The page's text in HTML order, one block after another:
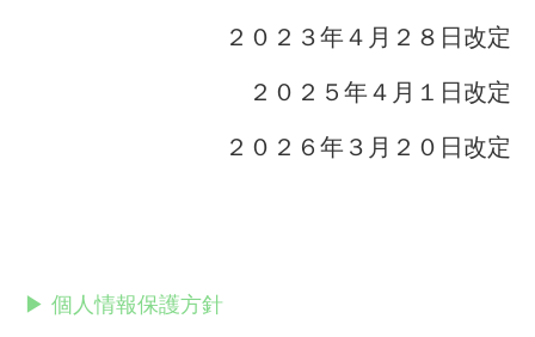
２０２３年４月２８日改定
２０２５年４月１日改定
２０２６年３月２０日改定
▶ 個人情報保護方針